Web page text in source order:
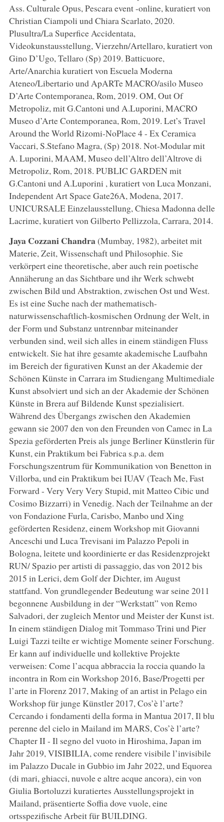
Ass. Culturale Opus, Pescara event -online, kuratiert von
Christian Ciampoli und Chiara Scarlato, 2020.
Plusultra/La Superfice Accidentata,
Videokunstausstellung, Vierzehn/Artellaro, kuratiert von
Gino D’Ugo, Tellaro (Sp) 2019. Batticuore,
Arte/Anarchia kuratiert von Escuela Moderna
Ateneo/Libertario und ApARTe MACRO/asilo Museo
D’Arte Contemporanea, Rom, 2019. OM, Out Of
Metropoliz, mit G.Cantoni und A.Luporini, MACRO
Museo d’Arte Contemporanea, Rom, 2019. Let’s Travel
Around the World Rizomi-NoPlace 4 - Ex Ceramica
Vaccari, S.Stefano Magra, (Sp) 2018. Not-Modular mit
A. Luporini, MAAM, Museo dell’Altro dell’Altrove di
Metropoliz, Rom, 2018. PUBLIC GARDEN mit
G.Cantoni und A.Luporini , kuratiert von Luca Monzani,
Independent Art Space Gate26A, Modena, 2017.
UNICURSALE Einzelausstellung, Chiesa Madonna delle
Lacrime, kuratiert von Gilberto Pellizzola, Carrara, 2014.
Jaya Cozzani Chandra(Mumbay, 1982), arbeitet mit
Materie, Zeit, Wissenschaft und Philosophie. Sie
verkörpert eine theoretische, aber auch rein poetische
Annäherung an das Sichtbare und ihr Werk schwebt
zwischen Bild und Abstraktion, zwischen Ost und West.
Es ist eine Suche nach der mathematisch-
naturwissenschaftlich-kosmischen Ordnung der Welt, in
der Form und Substanz untrennbar miteinander
verbunden sind, weil sich alles in einem ständigen Fluss
entwickelt. Sie hat ihre gesamte akademische Laufbahn
im Bereich der figurativen Kunst an der Akademie der
Schönen Künste in Carrara im Studiengang Multimediale
Kunst absolviert und sich an der Akademie der Schönen
Künste in Brera auf Bildende Kunst spezialisiert.
Während des Übergangs zwischen den Akademien
gewann sie 2007 den von den Freunden von Camec in La
Spezia geförderten Preis als junge Berliner Künstlerin für
Kunst, ein Praktikum bei Fabrica s.p.a. dem
Forschungszentrum für Kommunikation von Benetton in
Villorba, und ein Praktikum bei IUAV (Teach Me, Fast
Forward - Very Very Very Stupid, mit Matteo Cibic und
Cosimo Bizzarri) in Venedig. Nach der Teilnahme an der
von Fondazione Furla, Carisbo, Manbo und Xing
geförderten Residenz, einem Workshop mit Giovanni
Anceschi und Luca Trevisani im Palazzo Pepoli in
Bologna, leitete und koordinierte er das Residenzprojekt
RUN/ Spazio per artisti di passaggio, das von 2012 bis
2015 in Lerici, dem Golf der Dichter, im August
stattfand. Von grundlegender Bedeutung war seine 2011
begonnene Ausbildung in der “Werkstatt” von Remo
Salvadori, der zugleich Mentor und Meister der Kunst ist.
In einem ständigen Dialog mit Tommaso Trini und Pier
Luigi Tazzi teilte er wichtige Momente seiner Forschung.
Er kann auf individuelle und kollektive Projekte
verweisen: Come l’acqua abbraccia la roccia quando la
incontra in Rom ein Workshop 2016, Base/Progetti per
l’arte in Florenz 2017, Making of an artist in Pelago ein
Workshop für junge Künstler 2017, Cos’è l’arte?
Cercando i fondamenti della forma in Mantua 2017, Il blu
perenne del cielo in Mailand im MARS, Cos’è l’arte?
Chapter II - Il segno del vuoto in Hiroshima, Japan im
Jahr 2019, VISIBILIA, come rendere visibile l’invisibile
im Palazzo Ducale in Gubbio im Jahr 2022, und Equorea
(di mari, ghiacci, nuvole e altre acque ancora), ein von
Giulia Bortoluzzi kuratiertes Ausstellungsprojekt in
Mailand, präsentierte Soffia dove vuole, eine
ortsspezifische Arbeit für BUILDING.